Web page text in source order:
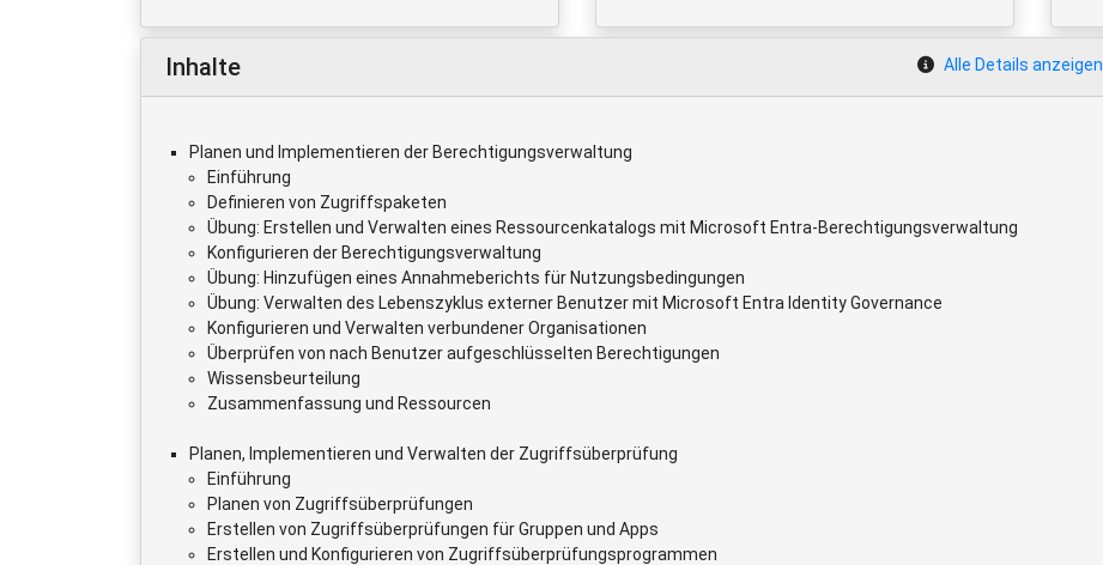
Inhalte Alle Details anzeigen
Planen und Implementieren der Berechtigungsverwaltung
Einführung
Definieren von Zugriffspaketen
Übung: Erstellen und Verwalten eines Ressourcenkatalogs mit Microsoft Entra-Berechtigungsverwaltung
Konfigurieren der Berechtigungsverwaltung
Übung: Hinzufügen eines Annahmeberichts für Nutzungsbedingungen
Übung: Verwalten des Lebenszyklus externer Benutzer mit Microsoft Entra Identity Governance
Konfigurieren und Verwalten verbundener Organisationen
Überprüfen von nach Benutzer aufgeschlüsselten Berechtigungen
Wissensbeurteilung
Zusammenfassung und Ressourcen
Planen, Implementieren und Verwalten der Zugriffsüberprüfung
Einführung
Planen von Zugriffsüberprüfungen
Erstellen von Zugriffsüberprüfungen für Gruppen und Apps
Erstellen und Konfigurieren von Zugriffsüberprüfungsprogrammen